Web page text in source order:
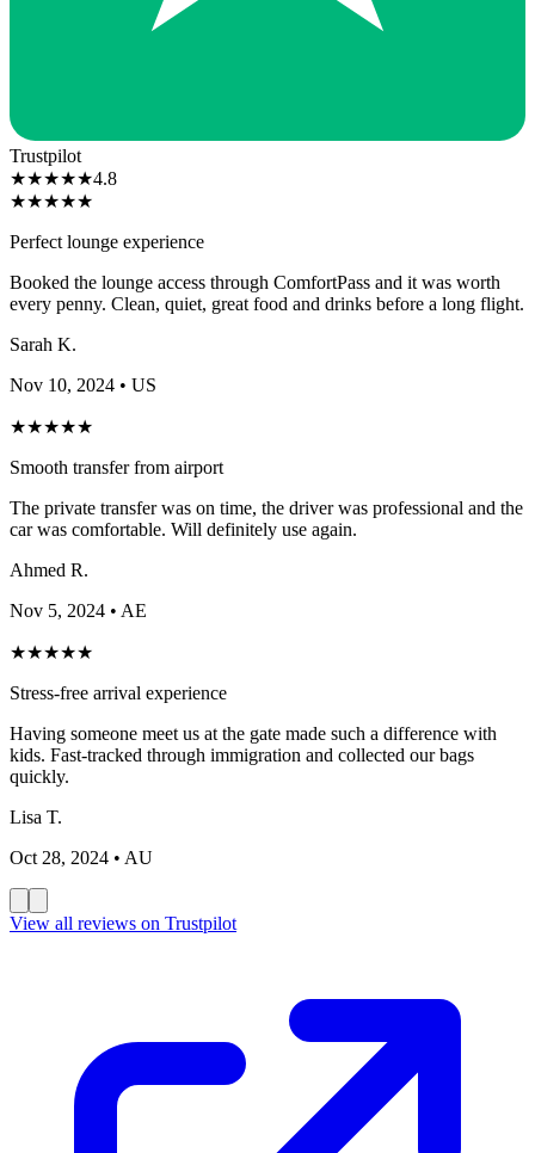
Trustpilot
★★★★★4.8
★★★★★
Perfect lounge experience
Booked the lounge access through ComfortPass and it was worth
every penny. Clean, quiet, great food and drinks before a long flight.
Sarah K.
Nov 10, 2024 • US
★★★★★
Smooth transfer from airport
The private transfer was on time, the driver was professional and the
car was comfortable. Will definitely use again.
Ahmed R.
Nov 5, 2024 • AE
★★★★★
Stress-free arrival experience
Having someone meet us at the gate made such a difference with
kids. Fast-tracked through immigration and collected our bags
quickly.
Lisa T.
Oct 28, 2024 • AU
View all reviews on Trustpilot